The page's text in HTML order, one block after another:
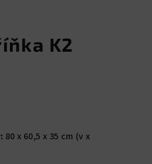
K2
80 x 60,5 x 35 cm (v x